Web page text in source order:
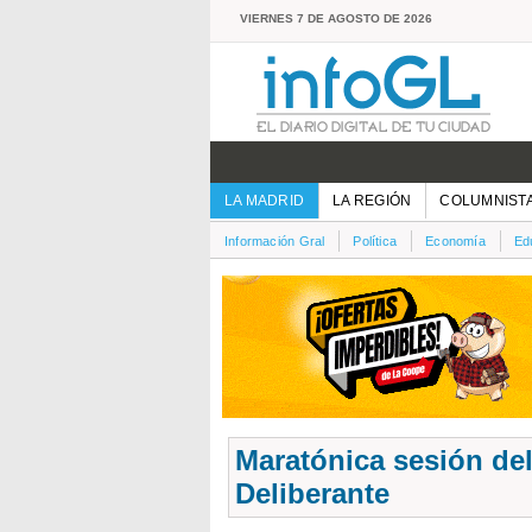
VIERNES 7 DE AGOSTO DE 2026
LA MADRID LA REGIÓN
Información Gral Política Economía
Maratónica sesión
Deliberante